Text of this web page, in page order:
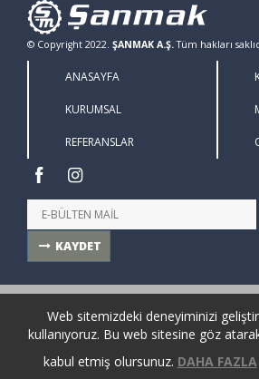
Web sitemizdeki deneyiminizi
kullanıyoruz. Bu web sitesine göz
kabul etmiş olursunuz. DAHA FAZLA
© Copyright 2022. ŞANMAK A.Ş. Tüm hakları
ANASAYFA
KURUMSAL
REFERANSLAR
KAYDET
Taşpınar Mahallesi Teknosab
Karacabey / Türkiye
(+90-224) 482 23 90 (pbx) - 482
(+90-224) 482 23 92